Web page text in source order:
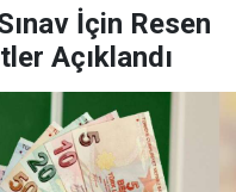
İçin Resen
Açıklandı